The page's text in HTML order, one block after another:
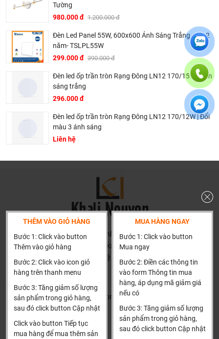
Tường
980.000 đ 1.200.000 đ
Đèn Led Panel 55W, 600x600 Ánh Sáng Trắng - BH 2
năm- TSLPL55W
299.000 đ 390.000 đ
Đèn led ốp trần tròn Rạng Đông LN12 170/15W | Ánh
sáng trắng
296.000 đ
Đèn led ốp trần tròn Rạng Đông LN12 170/12W | Đổi
màu 3 ánh sáng
Liên hệ
THÊM VÀO GIỎ HÀNG
Bước 1: Click vào button
Thêm vào giỏ hàng
Bước 2: Click vào icon giỏ
hàng trên thanh menu
Bước 3: Tăng giảm số lượng
sản phẩm trong giỏ hàng,
sau đó click button Cập nhật
Click vào button Tiếp tục
mua hàng để mua thêm sản
MUA HÀNG NGAY
Bước 1: Click vào button
Mua ngay
Bước 2: Điền các thông tin
vào form Thông tin mua
hàng, áp dụng mã giảm giá
nếu có
Bước 3: Tăng giảm số lượng
sản phẩm trong giỏ hàng,
sau đó click button Cập nhật
HN: số 160 đường Văn Minh, Di Trạch, Hoài Đức, Hà Nội
(Cách đại học công nghiệp 1 km)
HCM và các tỉnh khác: Liên hệ hotline để được hướng dẫn
đặt hàng
Khalinguyen.vn@gmail.com
0904501766
Thông tin Thông tin thêm